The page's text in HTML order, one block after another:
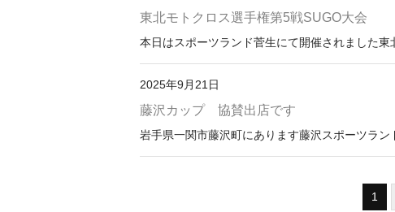
東北モトクロス選手権第5戦SUGO大会
本日はスポーツランド菅生にて開催されました
2025年9月21日
藤沢カップ 協賛出店です
岩手県一関市藤沢町にあります藤沢スポーツラ
1